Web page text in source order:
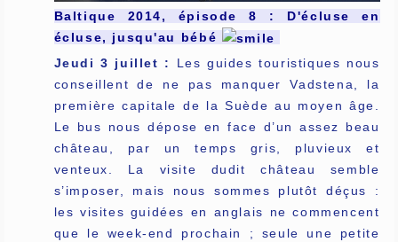
Baltique 2014, épisode 8 : D'écluse en
écluse, jusqu'au bébé
Jeudi 3 juillet :
Les guides touristiques nous
conseillent de ne pas manquer Vadstena, la
première capitale de la Suède au moyen âge.
Le bus nous dépose en face d’un assez beau
château, par un temps gris, pluvieux et
venteux. La visite dudit château semble
s’imposer, mais nous sommes plutôt déçus :
les visites guidées en anglais ne commencent
que le week-end prochain ; seule une petite